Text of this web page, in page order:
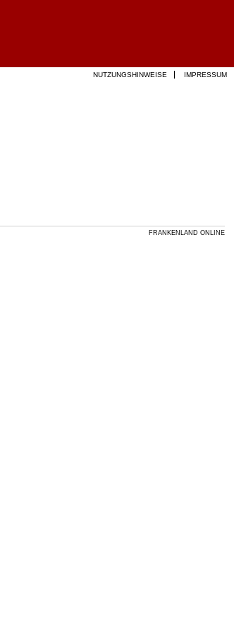
FRANKENLAND ONLINE
NUTZUNGSHINWEISE
IMPRESSUM